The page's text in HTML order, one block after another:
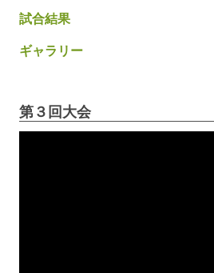
試合結果
ギャラリー
第３回大会